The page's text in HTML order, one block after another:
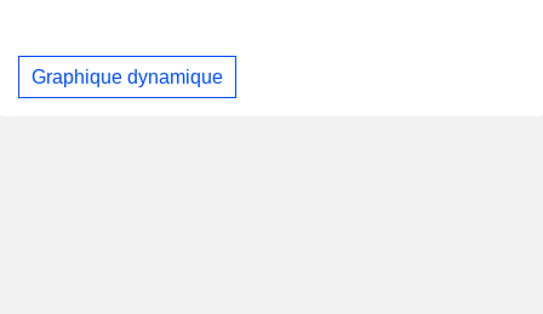
Graphique dynamique